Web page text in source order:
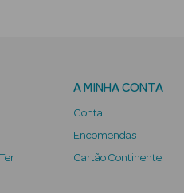
A MINHA CONTA
Conta
Encomendas
Cartão Continente